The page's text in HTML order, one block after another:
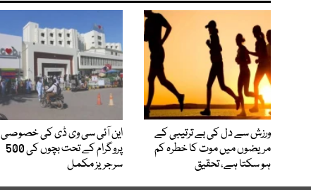
ورزش سے دل کی بے ترتیبی کے
مریضوں میں موت کا خطرہ کم
ہو سکتا ہے، تحقیق
این آئی سی وی ڈی کی خصوصی
پروگرام کے تحت بچوں کی 500
سرجریز مکمل